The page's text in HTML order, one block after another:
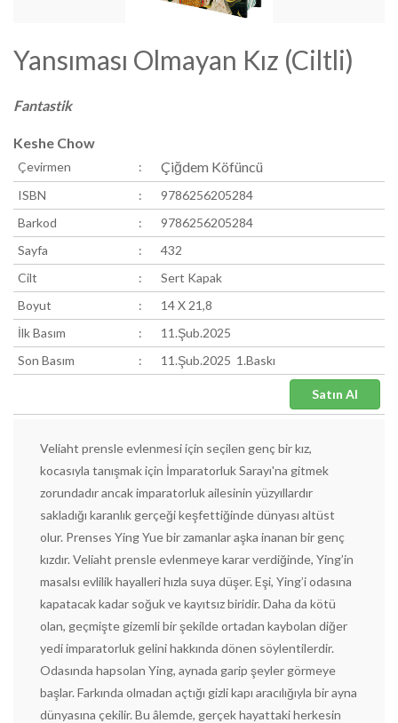
Yansıması Olmayan Kız (Ciltli)
Fantastik
Keshe Chow
Çevirmen : Çiğdem Köfüncü
ISBN :
9786256205284
Barkod
:
9786256205284
Sayfa
:
432
Cilt
:
Sert Kapak
Boyut
:
14 X 21,8
İlk Basım
:
11.Şub.2025
Son Basım
: 11.Şub.2025 1.Baskı
Veliaht prensle evlenmesi için seçilen genç bir kız,
kocasıyla tanışmak için İmparatorluk Sarayı'na gitmek
zorundadır ancak imparatorluk ailesinin yüzyıllardır
sakladığı karanlık gerçeği keşfettiğinde dünyası altüst
olur. Prenses Ying Yue bir zamanlar aşka inanan bir genç
kızdır. Veliaht prensle evlenmeye karar verdiğinde, Ying’in
masalsı evlilik hayalleri hızla suya düşer. Eşi, Ying’i odasına
kapatacak kadar soğuk ve kayıtsız biridir. Daha da kötü
olan, geçmişte gizemli bir şekilde ortadan kaybolan diğer
yedi imparatorluk gelini hakkında dönen söylentilerdir.
Odasında hapsolan Ying, aynada garip şeyler görmeye
başlar. Farkında olmadan açtığı gizli kapı aracılığıyla bir ayna
dünyasına çekilir. Bu âlemde, gerçek hayattaki herkesin